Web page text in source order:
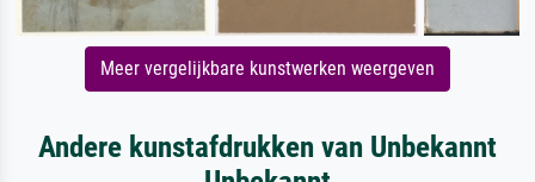
Meer vergelijkbare kunstwerken weergeven
Andere kunstafdrukken van Unbekannt